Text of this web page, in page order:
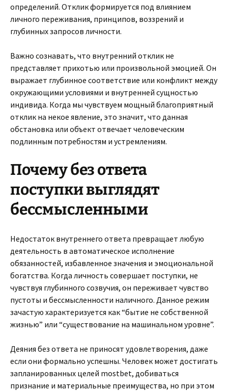
определений. Отклик формируется под влиянием
личного переживания, принципов, воззрений и
глубинных запросов личности.
Важно сознавать, что внутренний отклик не
представляет прихотью или произвольной эмоцией. Он
выражает глубинное соответствие или конфликт между
окружающими условиями и внутренней сущностью
индивида. Когда мы чувствуем мощный благоприятный
отклик на некое явление, это значит, что данная
обстановка или объект отвечает человеческим
подлинным потребностям и устремлениям.
Почему без ответа
поступки выглядят
бессмысленными
Недостаток внутреннего ответа превращает любую
деятельность в автоматическое исполнение
обязанностей, избавленное значения и эмоциональной
богатства. Когда личность совершает поступки, не
чувствуя глубинного созвучия, он переживает чувство
пустоты и бессмысленности наличного. Данное режим
зачастую характеризуется как “бытие не собственной
жизнью” или “существование на машинальном уровне”.
Деяния без ответа не приносят удовлетворения, даже
если они формально успешны. Человек может достигать
запланированных целей mostbet, добиваться
признание и материальные преимущества, но при этом